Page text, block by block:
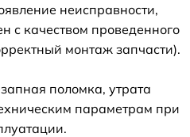
неисправности,
с качеством проведенного
монтаж запчасти).
поломка, утрата
параметрам при